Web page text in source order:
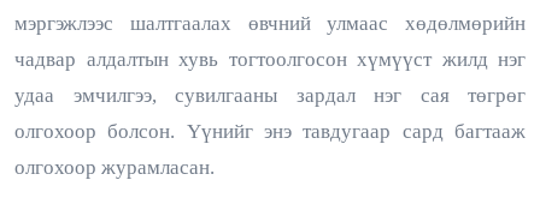
мэргэжлээс шалтгаалах өвчний улмаас хөдөлмөрийн
чадвар алдалтын хувь тогтоолгосон хүмүүст жилд нэг
удаа эмчилгээ, сувилгааны зардал нэг сая төгрөг
олгохоор болсон. Үүнийг энэ тавдугаар сард багтааж
олгохоор журамласан.